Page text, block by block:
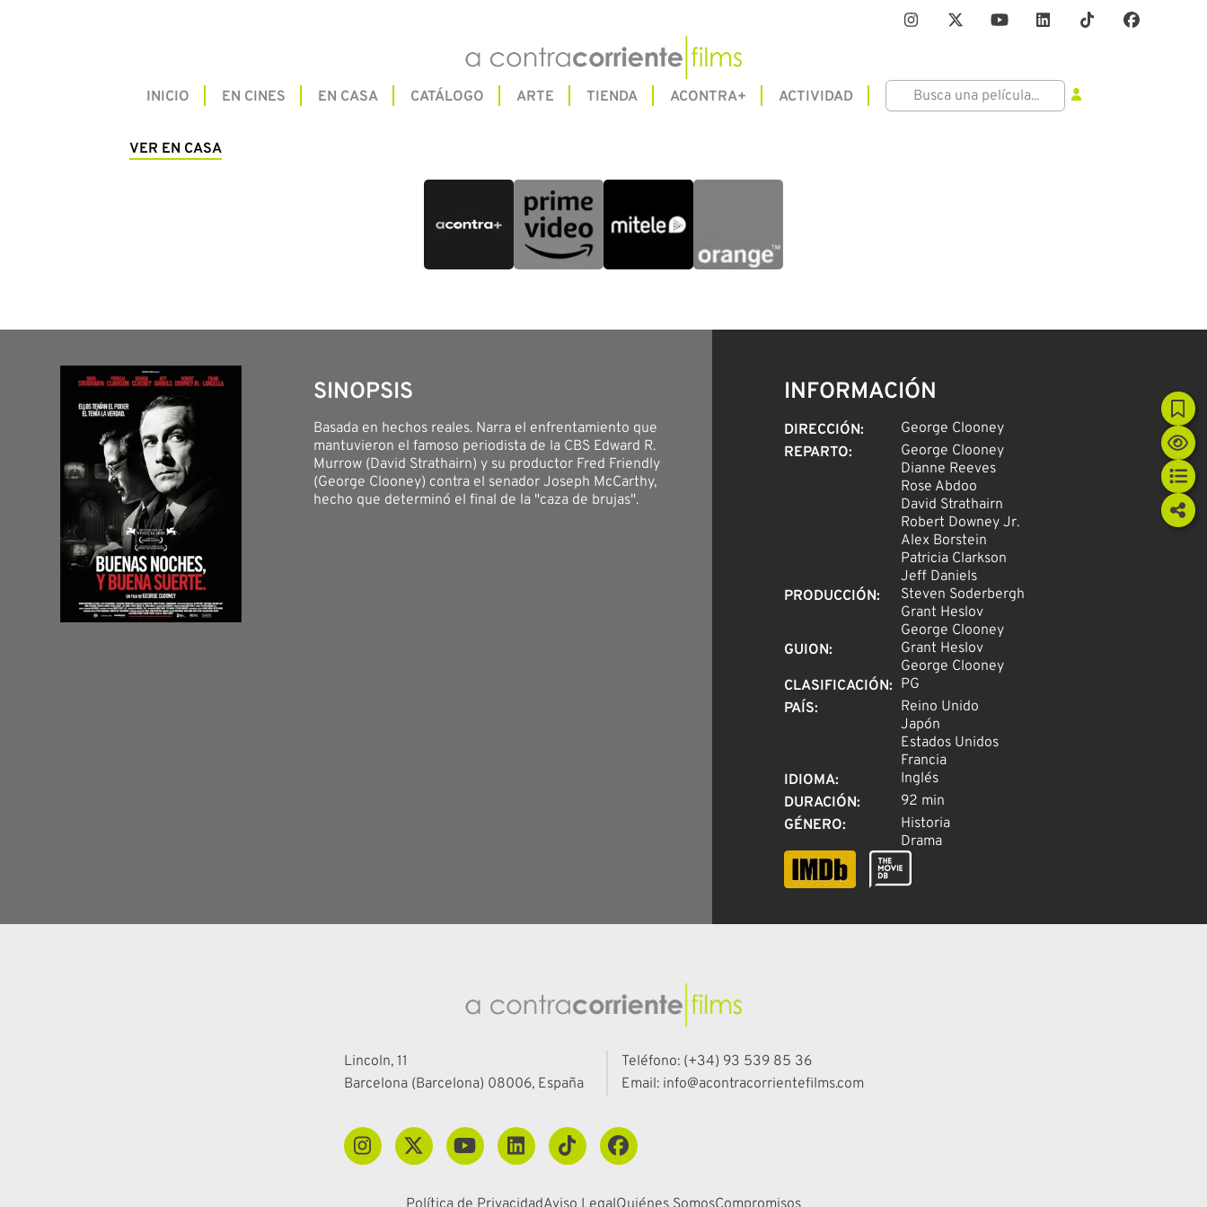
INICIO EN CINES EN CASA CATÁLOGO ARTE TIENDA ACONTRA+ ACTIVIDAD
VER EN CASA
SINOPSIS
Basada en hechos reales. Narra el enfrentamiento que
mantuvieron el famoso periodista de la CBS Edward R.
Murrow (David Strathairn) y su productor Fred Friendly
(George Clooney) contra el senador Joseph McCarthy,
hecho que determinó el final de la "caza de brujas".
INFORMACIÓN
DIRECCIÓN:
George Clooney
REPARTO:
George Clooney
Dianne Reeves
Rose Abdoo
David Strathairn
Robert Downey Jr.
Alex Borstein
Patricia Clarkson
Jeff Daniels
PRODUCCIÓN:
Steven Soderbergh
Grant Heslov
George Clooney
GUION:
Grant Heslov
George Clooney
CLASIFICACIÓN: PG
PAÍS:
Reino Unido
Japón
Estados Unidos
Francia
IDIOMA:
Inglés
DURACIÓN:
92 min
GÉNERO:
Historia
Drama
Lincoln, 11
Barcelona (Barcelona) 08006, España
Teléfono: (+34) 93 539 85 36
Email: info@acontracorrientefilms.com